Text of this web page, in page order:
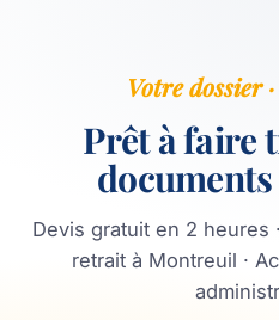
Votre dossier
Prêt à faire
documents
Devis gratuit en 2 heures
retrait à Montreuil ·